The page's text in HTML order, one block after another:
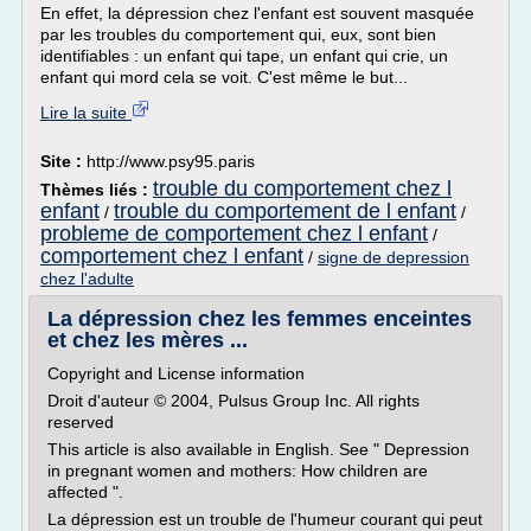
En effet, la dépression chez l'enfant est souvent masquée
par les troubles du comportement qui, eux, sont bien
identifiables : un enfant qui tape, un enfant qui crie, un
enfant qui mord cela se voit. C'est même le but...
Lire la suite
Site : http://www.psy95.paris
Thèmes liés : trouble du comportement chez l
enfant / trouble du comportement de l enfant /
probleme de comportement chez l enfant /
comportement chez l enfant / signe de depression
chez l'adulte
La dépression chez les femmes enceintes
et chez les mères ...
Copyright and License information
Droit d'auteur © 2004, Pulsus Group Inc. All rights
reserved
This article is also available in English. See " Depression
in pregnant women and mothers: How children are
affected ".
La dépression est un trouble de l'humeur courant qui peut